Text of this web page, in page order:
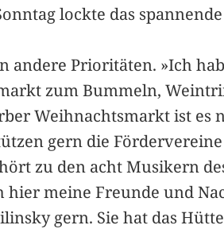
lockte das
andere Prioritäten. »Ich
zum Bummeln,
Weihnachtsmarkt ist
gern die
zu den acht Musikern
meine Freunde und
gern. Sie hat das